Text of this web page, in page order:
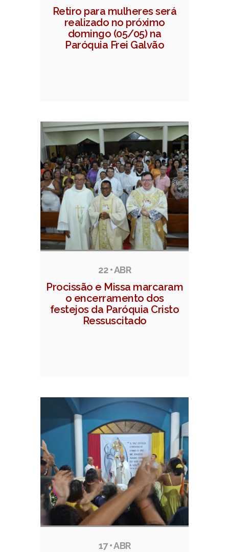
Retiro para mulheres será
realizado no próximo
domingo (05/05) na
Paróquia Frei Galvão
22 • ABR
Procissão e Missa marcaram
o encerramento dos
festejos da Paróquia Cristo
Ressuscitado
17 • ABR